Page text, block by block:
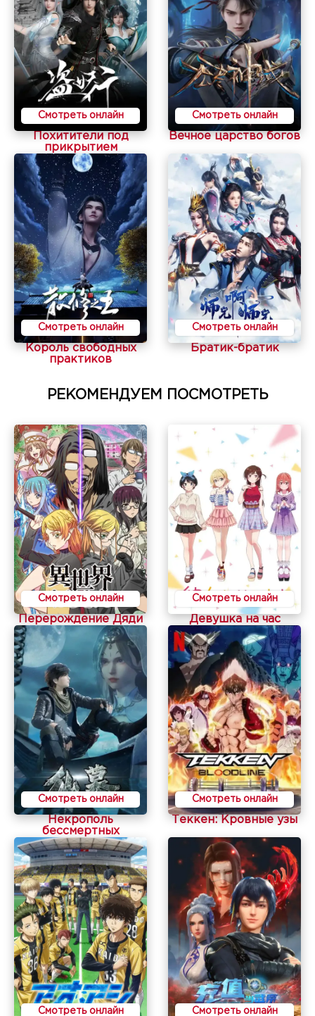
Смотреть онлайн
Похитители под
прикрытием
Смотреть онлайн
Вечное царство богов
Смотреть онлайн
Король свободных
практиков
Смотреть онлайн
Братик-братик
РЕКОМЕНДУЕМ ПОСМОТРЕТЬ
Смотреть онлайн
Перерождение Дяди
Смотреть онлайн
Девушка на час
Смотреть онлайн
Некрополь
бессмертных
Смотреть онлайн
Теккен: Кровные узы
Смотреть онлайн Смотреть онлайн